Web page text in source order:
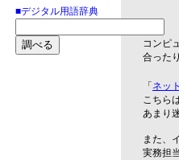
■デジタル用語辞典
コンピ
合った
「 ネッ
こちら
あまり
また、
実務担